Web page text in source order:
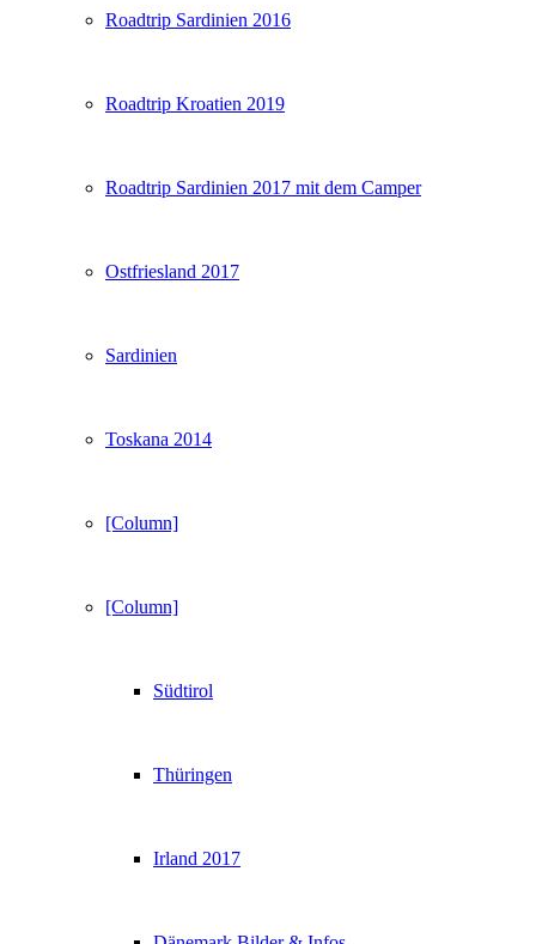
Roadtrip Sardinien 2016
Roadtrip Kroatien 2019
Roadtrip Sardinien 2017 mit dem Camper
Ostfriesland 2017
Sardinien
Toskana 2014
[Column]
[Column]
Südtirol
Thüringen
Irland 2017